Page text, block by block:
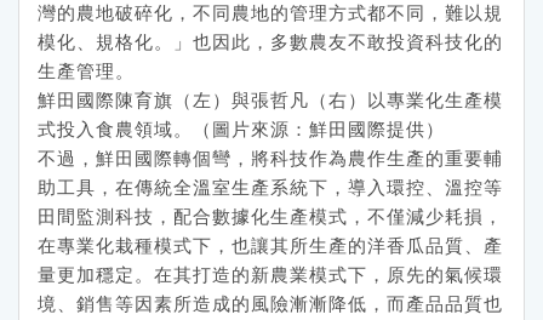
灣的農地破碎化，不同農地的管理方式都不同，難以規
模化、規格化。」也因此，多數農友不敢投資科技化的
生產管理。
鮮田國際陳育旗（左）與張哲凡（右）以專業化生產模
式投入食農領域。（圖片來源：鮮田國際提供）
不過，鮮田國際轉個彎，將科技作為農作生產的重要輔
助工具，在傳統全溫室生產系統下，導入環控、溫控等
田間監測科技，配合數據化生產模式，不僅減少耗損，
在專業化栽種模式下，也讓其所生產的洋香瓜品質、產
量更加穩定。在其打造的新農業模式下，原先的氣候環
境、銷售等因素所造成的風險漸漸降低，而產品品質也